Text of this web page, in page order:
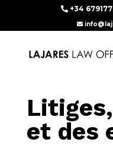
+34
et des